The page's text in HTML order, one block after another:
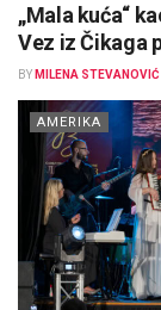
„Mala kuća“
Vez iz Čikaga
BY MILENA STEVANOVIĆ
AMERIKA